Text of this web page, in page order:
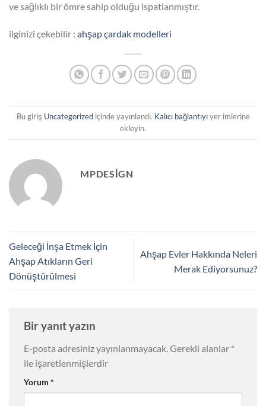
ve sağlıklı bir ömre sahip olduğu ispatlanmıştır.
ilginizi çekebilir : ahşap çardak modelleri
Bu giriş Uncategorizediçinde yayınlandı. Kalıcı bağlantıyıyer imlerine
ekleyin.
MPDESIGN
Geleceği İnşa Etmek İçin
Ahşap Atıkların Geri
Dönüştürülmesi
Ahşap Evler Hakkında Neleri
Merak Ediyorsunuz?
Bir yanıt yazın
E-posta adresiniz yayınlanmayacak.Gerekli alanlar *
ile işaretlenmişlerdir
Yorum *